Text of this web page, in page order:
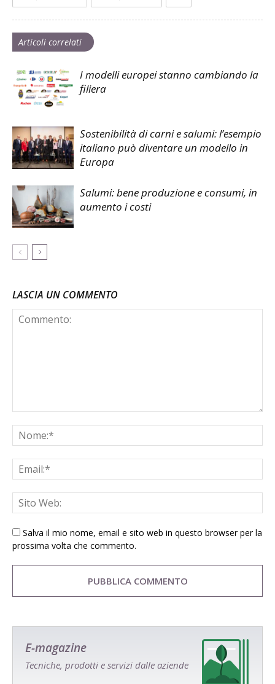
Articoli correlati
I modelli europei stanno cambiando la
filiera
Sostenibilità di carni e salumi: l’esempio
italiano può diventare un modello in
Europa
Salumi: bene produzione e consumi, in
aumento i costi
LASCIA UN COMMENTO
Salva il mio nome, email e sito web in questo browser per la
prossima volta che commento.
E-magazine
Tecniche, prodotti e servizi dalle aziende